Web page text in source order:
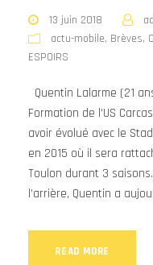
13 juin 2018
actu-mobile, Brèves,
ESPOIRS
Quentin Lalarme (21
Formation de l’US
avoir évolué avec le
en 2015 où il sera
Toulon durant 3
l’arrière, Quentin a
READ MORE